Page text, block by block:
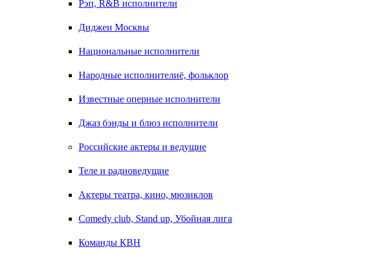
Рэп, R&B исполнители
Диджеи Москвы
Национальные исполнители
Народные исполнителиё, фольклор
Известные оперные исполнители
Джаз бэнды и блюз исполнители
Российские актеры и ведущие
Теле и радиоведущие
Актеры театра, кино, мюзиклов
Comedy club, Stand up, Убойная лига
Команды КВН